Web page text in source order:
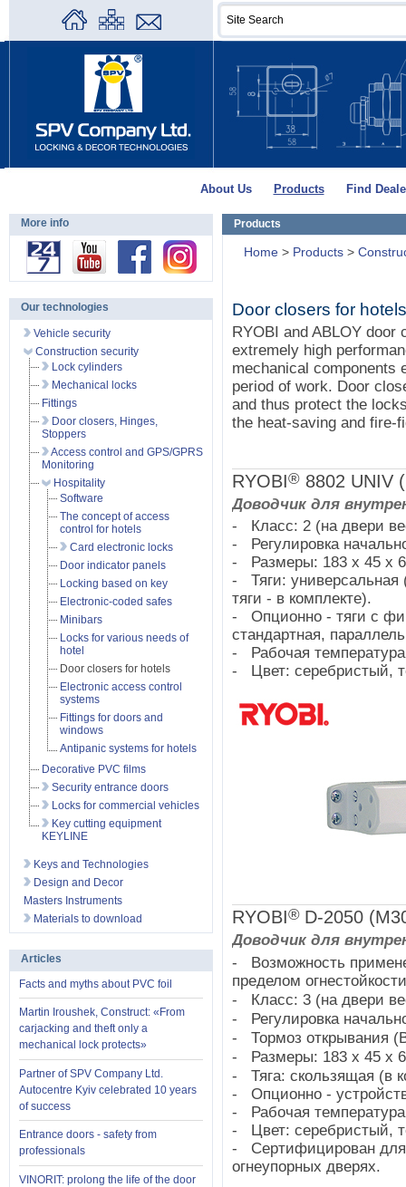
About Us Products Find
Products
Home > Products >
Door closers for hotels
RYOBI and ABLOY door
extremely high
mechanical components
period of work. Door
and thus protect the
the heat-saving and fire-
RYOBI® 8802 UNIV
Доводчик для
- Класс: 2 (на двери
- Регулировка
- Размеры: 183 х 45 х
- Тяги: универсальная
тяги - в комплекте).
- Опционно - тяги с
стандартная,
- Рабочая
- Цвет: серебристый,
RYOBI® D-2050
Доводчик для
- Возможность
пределом
- Класс: 3 (на двери
- Регулировка
- Тормоз открывания
- Размеры: 183 х 45 х
- Тяга: скользящая (в
- Опционно -
- Рабочая
- Цвет: серебристый,
- Сертифицирован для
огнеупорных дверях.
More info
Our technologies
Vehicle security
Construction security
Lock cylinders
Mechanical locks
Fittings
Door closers, Hinges,
Stoppers
Access control and GPS/GPRS
Monitoring
Hospitality
Software
The concept of access
control for hotels
Card electronic locks
Door indicator panels
Locking based on key
Electronic-coded safes
Minibars
Locks for various needs of
hotel
Door closers for hotels
Electronic access control
systems
Fittings for doors and
windows
Antipanic systems for hotels
Decorative PVC films
Security entrance doors
Locks for commercial vehicles
Key cutting equipment
KEYLINE
Keys and Technologies
Design and Decor
Masters Instruments
Materials to download
Articles
Facts and myths about PVC foil
Martin Iroushek, Construct: «From
carjacking and theft only a
mechanical lock protects»
Partner of SPV Company Ltd.
Autocentre Kyiv celebrated 10 years
of success
Entrance doors - safety from
professionals
VINORIT: prolong the life of the door